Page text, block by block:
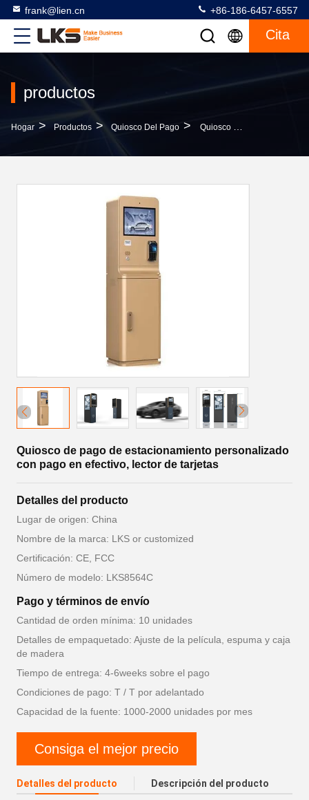
frank@lien.cn +86-186-6457-6557
Cita
productos
Hogar > Productos > Quiosco Del Pago > Quiosco De Pago De Estacionamiento Personalizado Con Pago En Efectivo, Lector De Tarjetas
Quiosco de pago de estacionamiento personalizado
con pago en efectivo, lector de tarjetas
Detalles del producto
Lugar de origen: China
Nombre de la marca: LKS or customized
Certificación: CE, FCC
Número de modelo: LKS8564C
Pago y términos de envío
Cantidad de orden mínima: 10 unidades
Detalles de empaquetado: Ajuste de la película, espuma y caja
de madera
Tiempo de entrega: 4-6weeks sobre el pago
Condiciones de pago: T / T por adelantado
Capacidad de la fuente: 1000-2000 unidades por mes
Consiga el mejor precio
Detalles del producto Descripción del producto